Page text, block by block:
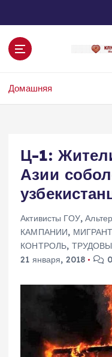
к
Домашняя
Ц-1:
Азии
Активисты ГОУ,
КАМПАНИИ,
КОНТРОЛЬ,
21 января, 2018